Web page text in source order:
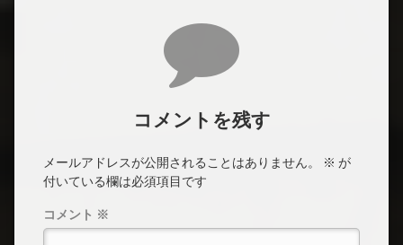
コメントを残す
メールアドレスが公開されることはありません。 ※ が
付いている欄は必須項目です
コメント ※